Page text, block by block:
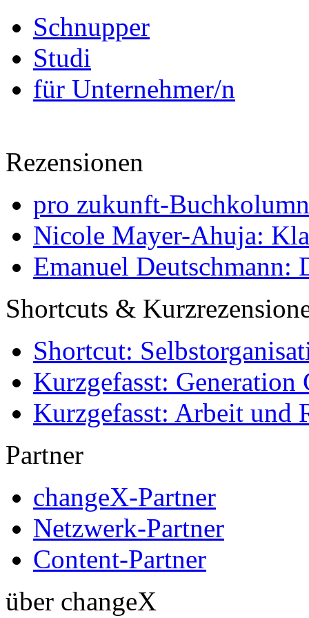
Schnupper
Studi
für Unternehmer/n
Rezensionen
pro zukunft-
Nicole Mayer-Ahuja:
Emanuel Deutschmann:
Shortcuts &
Shortcut:
Kurzgefasst: Generation
Kurzgefasst: Arbeit und
Partner
changeX-Partner
Netzwerk-Partner
Content-Partner
über changeX